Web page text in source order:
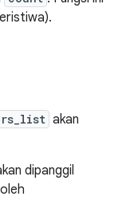
akan
dipanggil